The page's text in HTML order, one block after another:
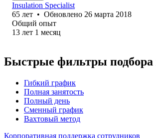
Insulation Specialist
65 лет • Обновлено 26 марта 2018
Общий опыт
13 лет 1 месяц
Быстрые фильтры подбора
Гибкий график
Полная занятость
Полный день
Сменный график
Вахтовый метод
Корпоративная поддержка сотрудников